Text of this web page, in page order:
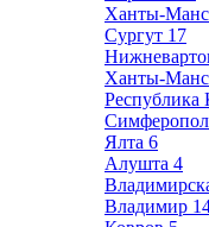
Ханты-
Сургут 17
Ханты-
Ялта 6
Алушта 4
Владимир